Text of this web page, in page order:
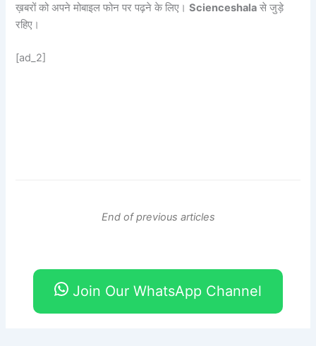
ख़बरों को अपने मोबाइल फोन पर पढ़ने के लिए।Scienceshala से जुड़े
रहिए।
[ad_2]
End of previous articles
Join Our WhatsApp Channel